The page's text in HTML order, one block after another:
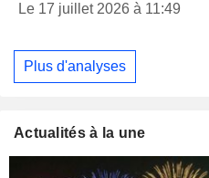
Le 17 juillet 2026 à 11:49
Plus d'analyses
Actualités à la une